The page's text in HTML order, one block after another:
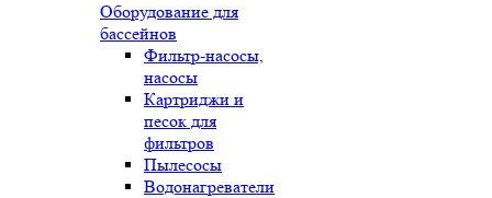
Оборудование для
бассейнов
Фильтр-насосы,
насосы
Картриджи и
песок для
фильтров
Пылесосы
Водонагреватели